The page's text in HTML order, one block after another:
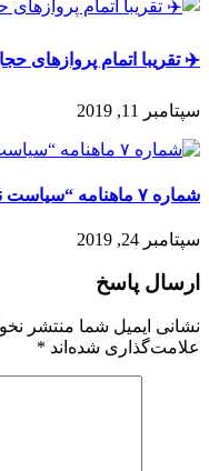
✈️ تقریبا اتمام پروازهای
سپتامبر 11, 2019
شماره ۷ ماهنامه “سیاست نامه”
سپتامبر 24, 2019
ارسال پاسخ
نشانی ایمیل شما منتشر
علامت‌گذاری شده‌اند *